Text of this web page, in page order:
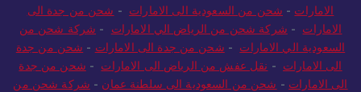
الامارات - شحن من السعودية الى الامارات - شحن من جدة الى
الامارات - شركة شحن من الرياض الي الامارات - شركة شحن من
السعودية الي الامارات - شحن من جدة الى الامارات - شحن من جدة
الى الامارات - نقل عفش من الرياض الى الامارات - شحن من جدة
الى الامارات - شحن من السعودية الى سلطنة عمان - شركة شحن من